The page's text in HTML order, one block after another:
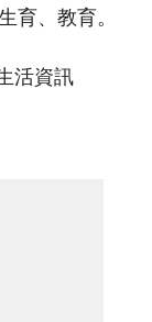
育、教育。
活資訊